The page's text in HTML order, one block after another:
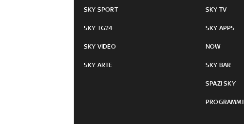
SKY SPORT
SKY TG24
SKY VIDEO
SKY ARTE
SKY TV
SKY APPS
NOW
SKY BAR
SPAZI SKY
PROGRAMMI